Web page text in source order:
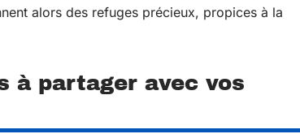
alors des refuges précieux, propices à la
à partager avec vos